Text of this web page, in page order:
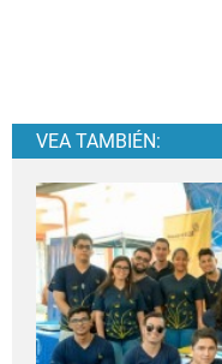
VEA TAMBIÉN: